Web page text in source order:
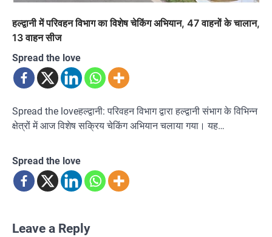
हल्द्वानी में परिवहन विभाग का विशेष चेकिंग अभियान, 47 वाहनों के चालान,
13 वाहन सीज
Spread the love
Spread the loveहल्द्वानी: परिवहन विभाग द्वारा हल्द्वानी संभाग के विभिन्न
क्षेत्रों में आज विशेष सक्रिय चेकिंग अभियान चलाया गया। यह…
Spread the love
Leave a Reply